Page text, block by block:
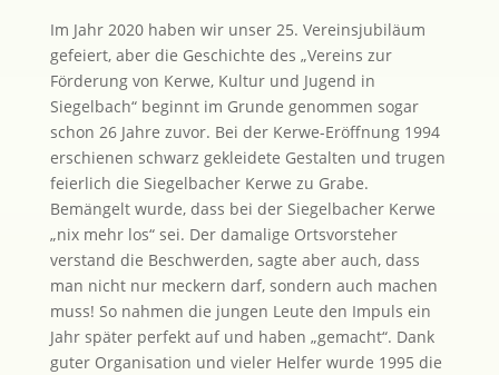
Im Jahr 2020 haben wir unser 25. Vereinsjubiläum
gefeiert, aber die Geschichte des „Vereins zur
Förderung von Kerwe, Kultur und Jugend in
Siegelbach“ beginnt im Grunde genommen sogar
schon 26 Jahre zuvor. Bei der Kerwe-Eröffnung 1994
erschienen schwarz gekleidete Gestalten und trugen
feierlich die Siegelbacher Kerwe zu Grabe.
Bemängelt wurde, dass bei der Siegelbacher Kerwe
„nix mehr los“ sei. Der damalige Ortsvorsteher
verstand die Beschwerden, sagte aber auch, dass
man nicht nur meckern darf, sondern auch machen
muss! So nahmen die jungen Leute den Impuls ein
Jahr später perfekt auf und haben „gemacht“. Dank
guter Organisation und vieler Helfer wurde 1995 die